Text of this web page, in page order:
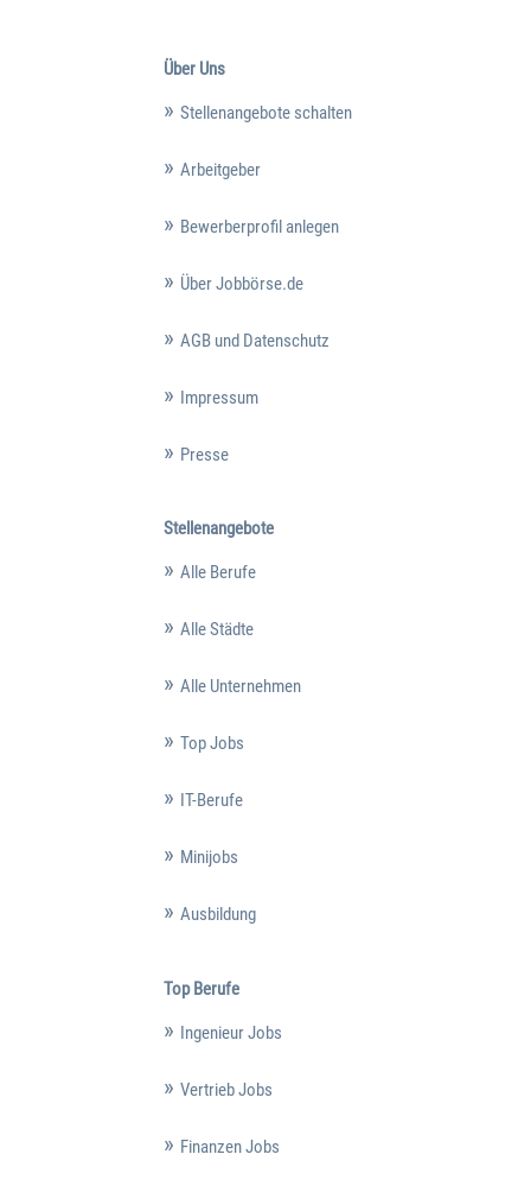
Über Uns
Stellenangebote schalten
Arbeitgeber
Bewerberprofil anlegen
Über Jobbörse.de
AGB und Datenschutz
Impressum
Presse
Stellenangebote
Alle Berufe
Alle Städte
Alle Unternehmen
Top Jobs
IT-Berufe
Minijobs
Ausbildung
Top Berufe
Ingenieur Jobs
Vertrieb Jobs
Finanzen Jobs